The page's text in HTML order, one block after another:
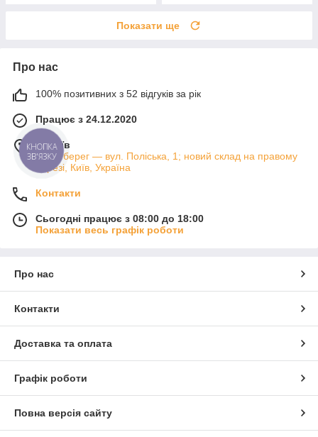
Показати ще
Про нас
100% позитивних з 52 відгуків за рік
Працює з 24.12.2020
м. Київ
Лівий берег — вул. Поліська, 1; новий склад на правому
березі, Київ, Україна
Контакти
Сьогодні працює з 08:00 до 18:00
Показати весь графік роботи
Про нас
Контакти
Доставка та оплата
Графік роботи
Повна версія сайту
КНОПКА
ЗВ'ЯЗКУ